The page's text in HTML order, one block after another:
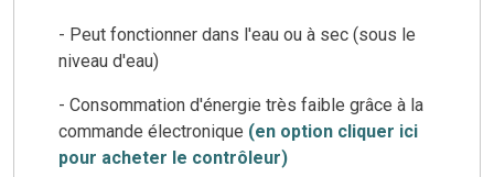
- Peut fonctionner dans l'eau ou à sec (sous le
niveau d'eau)
- Consommation d'énergie très faible grâce à la
commande électronique (en option cliquer ici
pour acheter le contrôleur)